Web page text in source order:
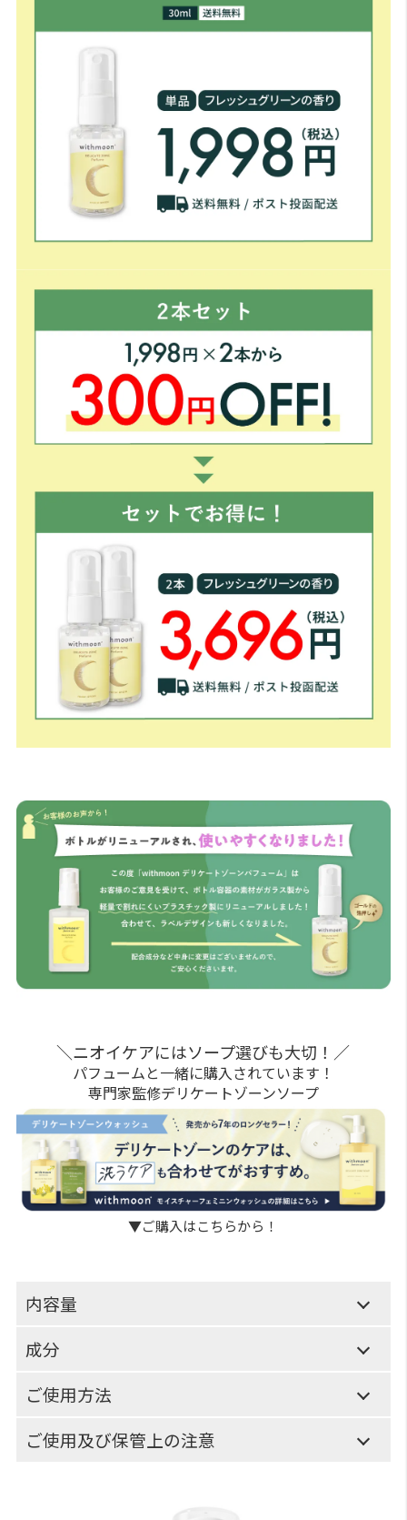
＼ニオイケアにはソープ選びも大切！／
パフュームと一緒に購入されています！
専門家監修デリケートゾーンソープ
▼ご購入はこちらから！
内容量
成分
ご使用方法
ご使用及び保管上の注意